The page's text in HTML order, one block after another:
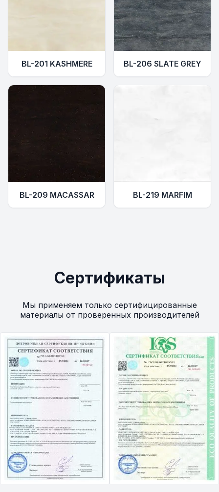
BL-201 KASHMERE BL-206 SLATE GREY
BL-209 MACASSAR BL-219 MARFIM
Сертификаты
Мы применяем только сертифицированные
материалы от проверенных производителей